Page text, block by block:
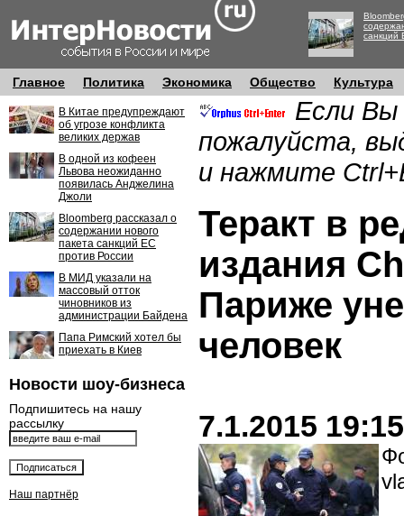
санкций
Главное Политика Экономика Общество Культура
В Китае предупреждают
об угрозе конфликта
великих держав
В одной из кофеен
Львова неожиданно
появилась Анджелина
Джоли
Bloomberg рассказал о
содержании нового
пакета санкций ЕС
против России
В МИД указали на
массовый отток
чиновников из
администрации Байдена
Папа Римский хотел бы
приехать в Киев
Новости шоу-бизнеса
Подпишитесь на нашу
рассылку
Наш партнёр
Если Вы
пожалуйста,
и нажмите
Теракт в
издания
Париже
человек
7.1.2015 19:15